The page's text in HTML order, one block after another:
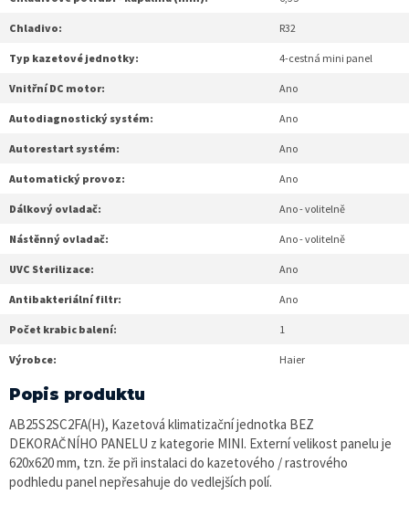
Chladivo: R32
Typ kazetové jednotky: 4-cestná mini panel
Vnitřní DC motor: Ano
Autodiagnostický systém: Ano
Autorestart systém: Ano
Automatický provoz: Ano
Dálkový ovladač: Ano - volitelně
Nástěnný ovladač: Ano - volitelně
UVC Sterilizace: Ano
Antibakteriální filtr: Ano
Počet krabic balení: 1
Výrobce: Haier
Popis produktu
AB25S2SC2FA(H), Kazetová klimatizační jednotka BEZ
DEKORAČNÍHO PANELU z kategorie MINI. Externí velikost panelu je
620x620 mm, tzn. že při instalaci do kazetového / rastrového
podhledu panel nepřesahuje do vedlejších polí.